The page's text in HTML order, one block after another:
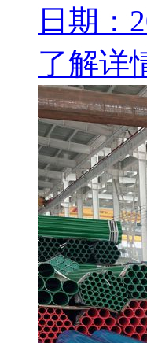
日期：
了解详